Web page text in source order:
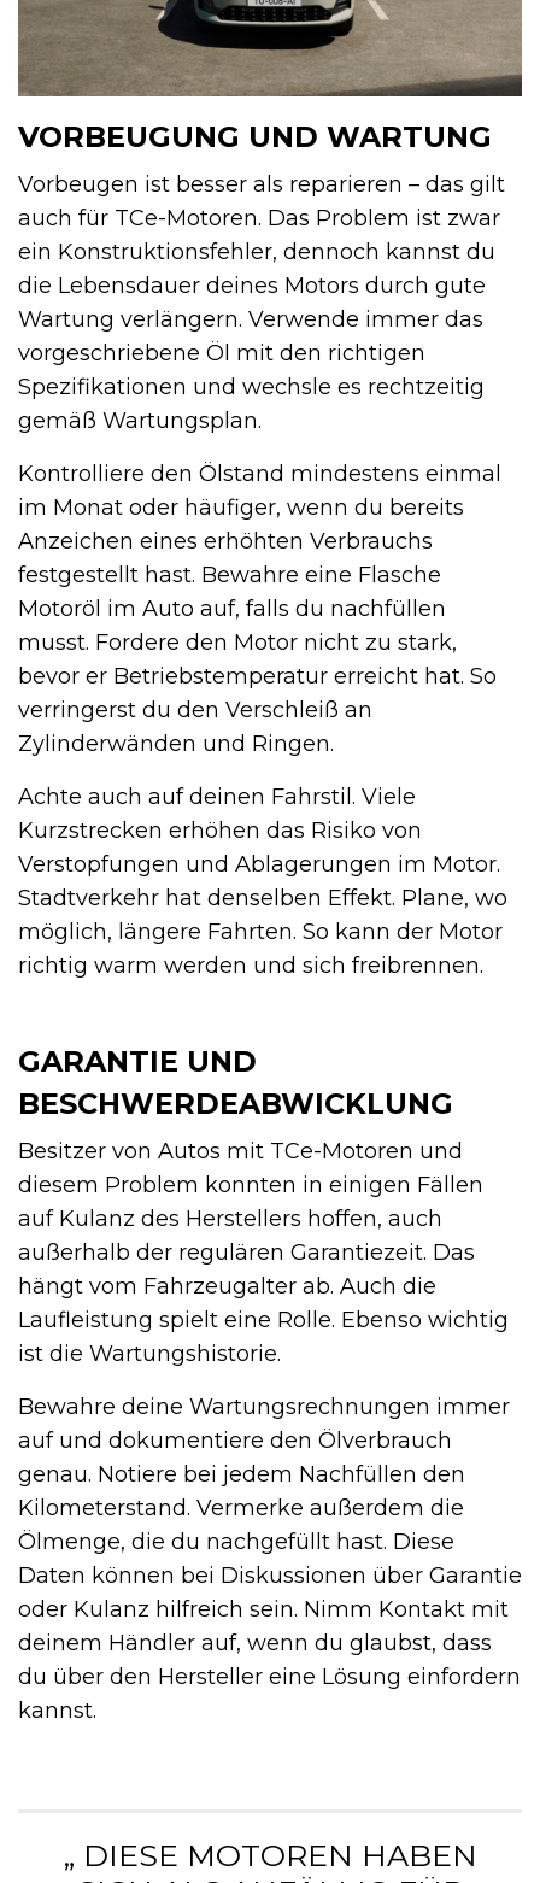
VORBEUGUNG UND WARTUNG
Vorbeugen ist besser als reparieren – das gilt
auch für TCe-Motoren. Das Problem ist zwar
ein Konstruktionsfehler, dennoch kannst du
die Lebensdauer deines Motors durch gute
Wartung verlängern. Verwende immer das
vorgeschriebene Öl mit den richtigen
Spezifikationen und wechsle es rechtzeitig
gemäß Wartungsplan.
Kontrolliere den Ölstand mindestens einmal
im Monat oder häufiger, wenn du bereits
Anzeichen eines erhöhten Verbrauchs
festgestellt hast. Bewahre eine Flasche
Motoröl im Auto auf, falls du nachfüllen
musst. Fordere den Motor nicht zu stark,
bevor er Betriebstemperatur erreicht hat. So
verringerst du den Verschleiß an
Zylinderwänden und Ringen.
Achte auch auf deinen Fahrstil. Viele
Kurzstrecken erhöhen das Risiko von
Verstopfungen und Ablagerungen im Motor.
Stadtverkehr hat denselben Effekt. Plane, wo
möglich, längere Fahrten. So kann der Motor
richtig warm werden und sich freibrennen.
GARANTIE UND
BESCHWERDEABWICKLUNG
Besitzer von Autos mit TCe-Motoren und
diesem Problem konnten in einigen Fällen
auf Kulanz des Herstellers hoffen, auch
außerhalb der regulären Garantiezeit. Das
hängt vom Fahrzeugalter ab. Auch die
Laufleistung spielt eine Rolle. Ebenso wichtig
ist die Wartungshistorie.
Bewahre deine Wartungsrechnungen immer
auf und dokumentiere den Ölverbrauch
genau. Notiere bei jedem Nachfüllen den
Kilometerstand. Vermerke außerdem die
Ölmenge, die du nachgefüllt hast. Diese
Daten können bei Diskussionen über Garantie
oder Kulanz hilfreich sein. Nimm Kontakt mit
deinem Händler auf, wenn du glaubst, dass
du über den Hersteller eine Lösung einfordern
kannst.
„ DIESE MOTOREN HABEN